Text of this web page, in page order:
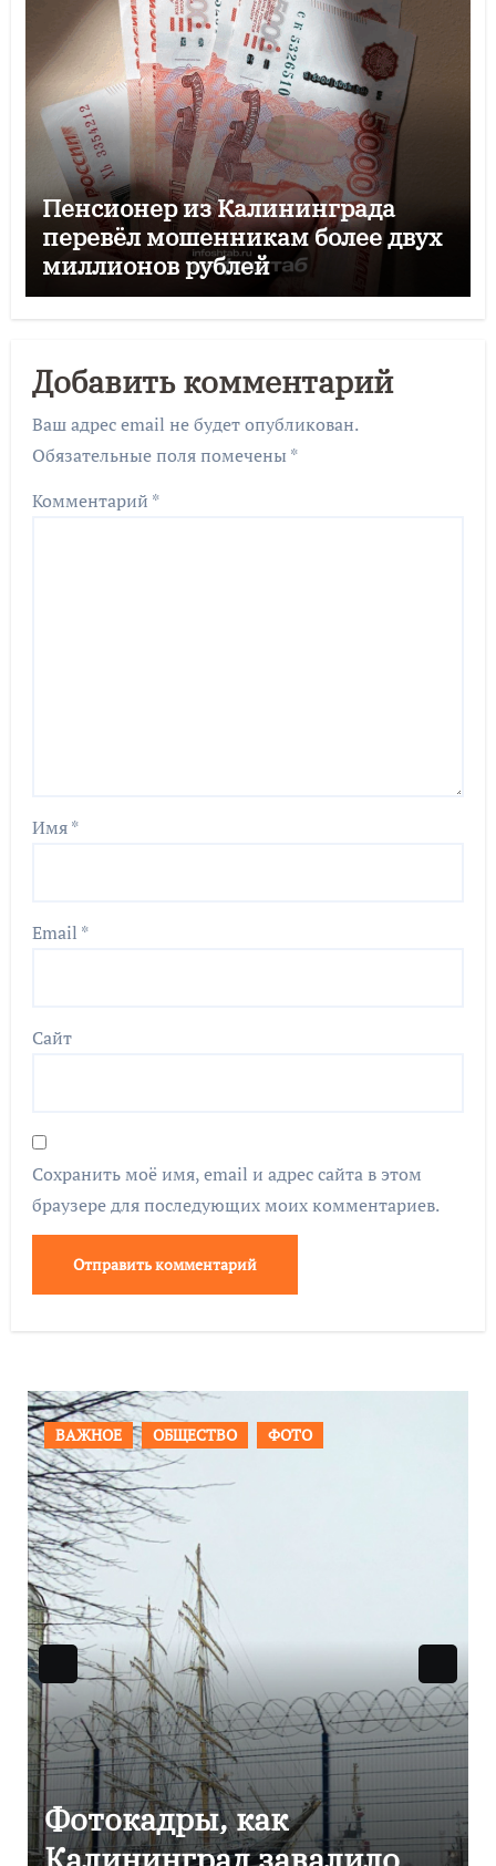
Пенсионер из Калининграда
перевёл мошенникам более двух
миллионов рублей
Добавить комментарий
Ваш адрес email не будет опубликован.
Обязательные поля помечены *
Комментарий *
Имя*
Email *
Сайт
Сохранить моё имя, email и адрес сайта в этом
браузере для последующих моих комментариев.
ПРОИСШЕСТВИЯ ФОТО
Фоторепортаж как в